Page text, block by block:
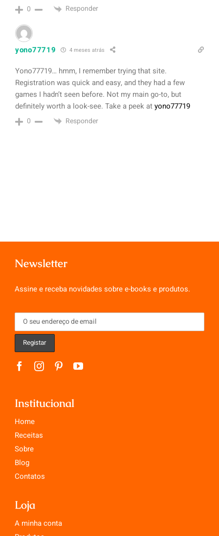
0 Responder
yono77719 4 meses atrás
Yono77719… hmm, I remember trying that site.
Registration was quick and easy, and they had a few
games I hadn’t seen before. Not my main go-to, but
definitely worth a look-see. Take a peek atyono77719
0 Responder
Newsletter
Assine e receba novidades sobre e-books e produtos.
Institucional
Home
Receitas
Sobre
Blog
Contatos
Loja
A minha conta